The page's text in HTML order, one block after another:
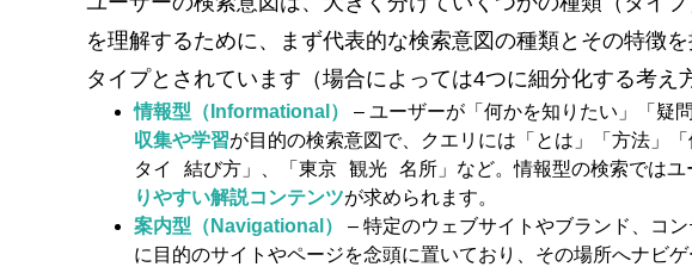
を理解するために、まず代表的な検索意図の種類とその特徴
タイプとされています​（場合によっては4つに細分化する考え
情報型（Informational） – ユーザーが「何かを知りたい」「疑
収集や学習が目的の検索意図で、クエリには「とは」「方法」
タイ 結び方」
「東京 観光 名所」 など。情報型の検索ではユ
りやすい解説コンテンツが求められます。
案内型（Navigational）
– 特定のウェブサイトやブランド、コン
に目的のサイトやページを念頭に置いており、その場所へナビ